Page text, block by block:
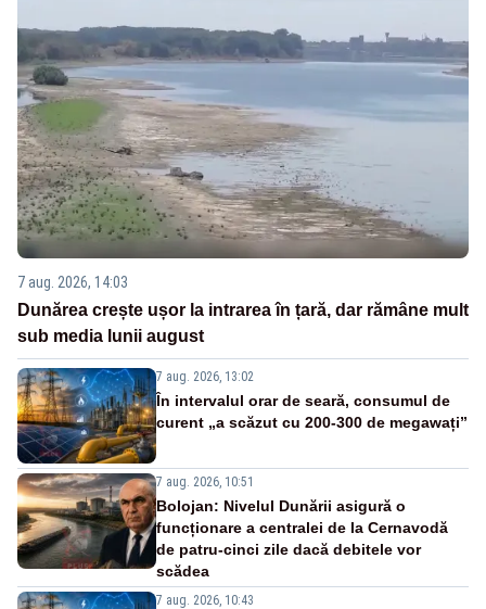
7 aug. 2026, 14:03
Dunărea crește ușor la intrarea în țară, dar rămâne mult
sub media lunii august
7 aug. 2026, 13:02
În intervalul orar de seară, consumul de
curent „a scăzut cu 200-300 de megawați”
7 aug. 2026, 10:51
Bolojan: Nivelul Dunării asigură o
funcționare a centralei de la Cernavodă
de patru-cinci zile dacă debitele vor
scădea
7 aug. 2026, 10:43